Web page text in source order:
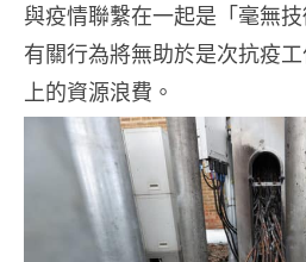
與疫情聯繫在一起是「毫無
有關行為將無助於是次抗疫
上的資源浪費。